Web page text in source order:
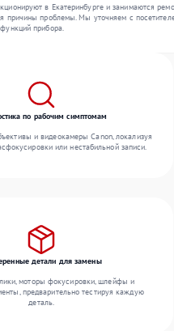
в Екатеринбурге и занимаются
причины проблемы. Мы уточняем с
прибора.
по рабочим симптомам
и видеокамеры Canon, локализуя
или нестабильной записи.
детали для замены
моторы фокусировки, шлейфы и
предварительно тестируя каждую
деталь.